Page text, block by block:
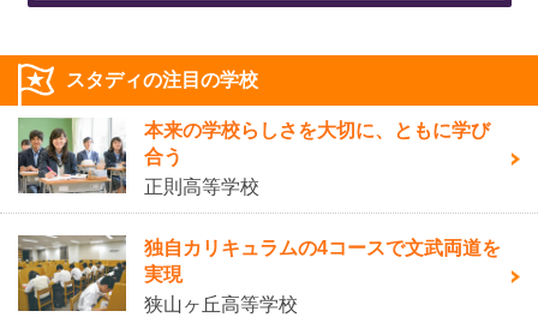
スタディの注目の学校
本来の学校らしさを大切に、ともに学び
合う
正則高等学校
独自カリキュラムの4コースで文武両道を
実現
狭山ヶ丘高等学校